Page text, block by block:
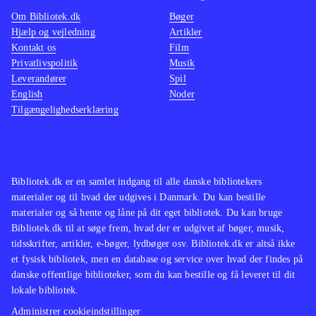
platformsbeat'm'up og Ben 10 - alien
force har også været tilbudt til
bibliotekerne
Spillet vil nok skabe mest glæde hos
fans af Ben 10 universet, da det som
platformspil er ret trivielt
Bibliotek.dk er en samlet indgang til alle danske bibliotekers
materialer og til hvad der udgives i Danmark. Du kan bestille
materialer og så hente og låne på dit eget bibliotek. Du kan bruge
Bibliotek.dk til at søge frem, hvad der er udgivet af bøger, musik,
tidsskrifter, artikler, e-bøger, lydbøger osv. Bibliotek.dk er altså ikke
et fysisk bibliotek, men en database og service over hvad der findes på
danske offentlige biblioteker, som du kan bestille og få leveret til dit
lokale bibliotek.
Administrer cookieindstillinger
Om Bibliotek.dk
Hjælp og vejledning
Kontakt os
Privatlivspolitik
Leverandører
English
Tilgængelighedserklæring
Bøger
Artikler
Film
Musik
Spil
Noder